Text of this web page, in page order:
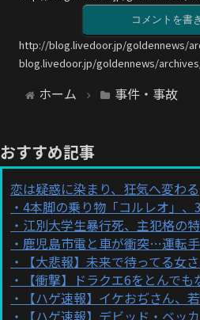
コメントを書
http://blog.livedoor.jp/goldennews/
blog.livedoor.jp/goldennews/
ホーム 事件・事故
おすすめ記事
恋は疑惑に染まり、狂気へ変わる
4本脚の乗り物「コルレオ」、
江別大学生暴行死、主犯格の
鹿児島市電と車が衝突…運転
【大悲報】未来で待ってる女
【衝撃】ドラクエ6をとんで
【ハゲ速報】イケおぢさん、